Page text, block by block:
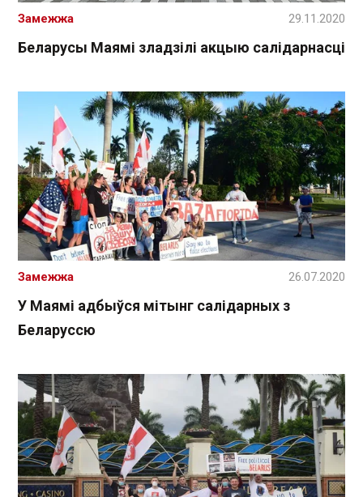
Беларусы Маямі зладзілі акцыю салідарнасці
Замежжа 29.11.2020
У Маямі адбыўся мітынг салідарных з
Беларуссю
Замежжа 26.07.2020